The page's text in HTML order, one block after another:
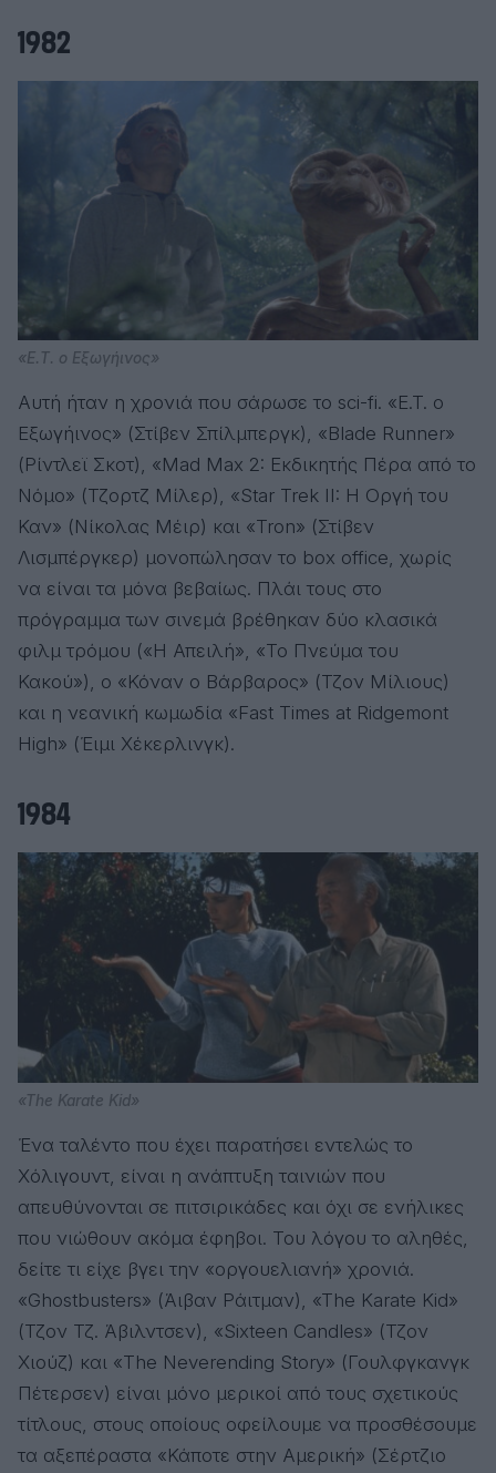
1982
«E.T. ο Εξωγήινος»
Αυτή ήταν η χρονιά που σάρωσε το sci-fi. «E.T. ο
Εξωγήινος» (Στίβεν Σπίλμπεργκ), «Blade Runner»
(Ρίντλεϊ Σκοτ), «Mad Max 2: Εκδικητής Πέρα από το
Νόμο» (Τζορτζ Μίλερ), «Star Trek II: Η Οργή του
Καν» (Νίκολας Μέιρ) και «Tron» (Στίβεν
Λισμπέργκερ) μονοπώλησαν το box office, χωρίς
να είναι τα μόνα βεβαίως. Πλάι τους στο
πρόγραμμα των σινεμά βρέθηκαν δύο κλασικά
φιλμ τρόμου («Η Απειλή», «Το Πνεύμα του
Κακού»), ο «Κόναν ο Βάρβαρος» (Τζον Μίλιους)
και η νεανική κωμωδία «Fast Times at Ridgemont
High» (Έιμι Χέκερλινγκ).
1984
«The Karate Kid»
Ένα ταλέντο που έχει παρατήσει εντελώς το
Χόλιγουντ, είναι η ανάπτυξη ταινιών που
απευθύνονται σε πιτσιρικάδες και όχι σε ενήλικες
που νιώθουν ακόμα έφηβοι. Του λόγου το αληθές,
δείτε τι είχε βγει την «οργουελιανή» χρονιά.
«Ghostbusters» (Άιβαν Ράιτμαν), «The Karate Kid»
(Τζον Τζ. Άβιλντσεν), «Sixteen Candles» (Τζον
Χιούζ) και «The Neverending Story» (Γουλφγκανγκ
Πέτερσεν) είναι μόνο μερικοί από τους σχετικούς
τίτλους, στους οποίους οφείλουμε να προσθέσουμε
τα αξεπέραστα «Κάποτε στην Αμερική» (Σέρτζιο